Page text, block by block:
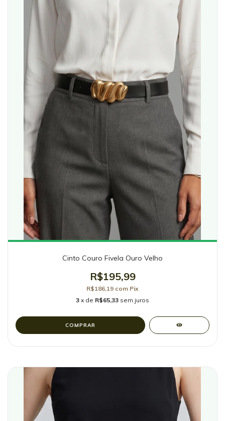
Cinto Couro Fivela Ouro Velho
R$195,99
R$186,19 com Pix
3 x de R$65,33 sem juros
COMPRAR